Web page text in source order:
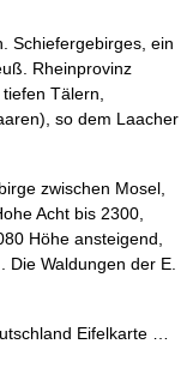
Schiefergebirges, ein
Rheinprovinz
Tälern,
so dem Laacher
zwischen Mosel,
Acht bis 2300,
Höhe ansteigend,
Waldungen der E.
Eifelkarte …